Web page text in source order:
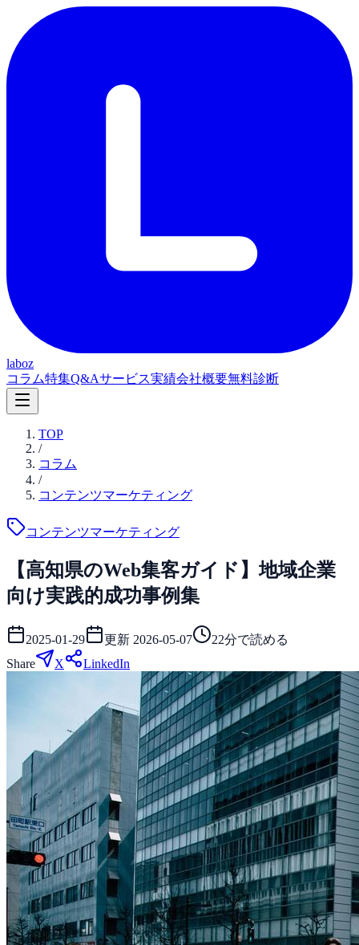
laboz
コラム特集Q&Aサービス実績会社概要無料診断
TOP
/
コラム
/
コンテンツマーケティング
コンテンツマーケティング
【高知県のWeb集客ガイド】地域企業
向け実践的成功事例集
2025-01-29 更新 2026-05-07 22分で読める
Share
X LinkedIn